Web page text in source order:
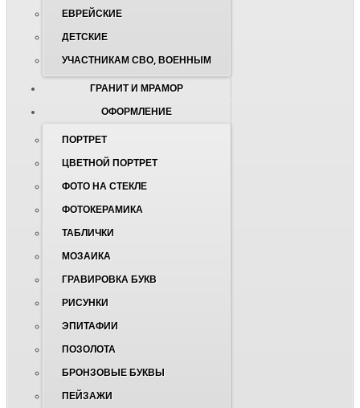
ЕВРЕЙСКИЕ
ДЕТСКИЕ
УЧАСТНИКАМ СВО, ВОЕННЫМ
ГРАНИТ И МРАМОР
ОФОРМЛЕНИЕ
ПОРТРЕТ
ЦВЕТНОЙ ПОРТРЕТ
ФОТО НА СТЕКЛЕ
ФОТОКЕРАМИКА
ТАБЛИЧКИ
МОЗАИКА
ГРАВИРОВКА БУКВ
РИСУНКИ
ЭПИТАФИИ
ПОЗОЛОТА
БРОНЗОВЫЕ БУКВЫ
ПЕЙЗАЖИ